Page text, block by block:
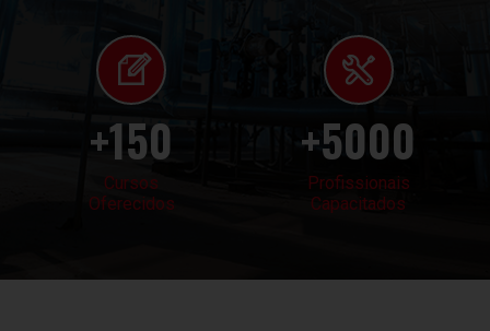
150
Cursos
Oferecidos
5000
Profissionais
Capacitados